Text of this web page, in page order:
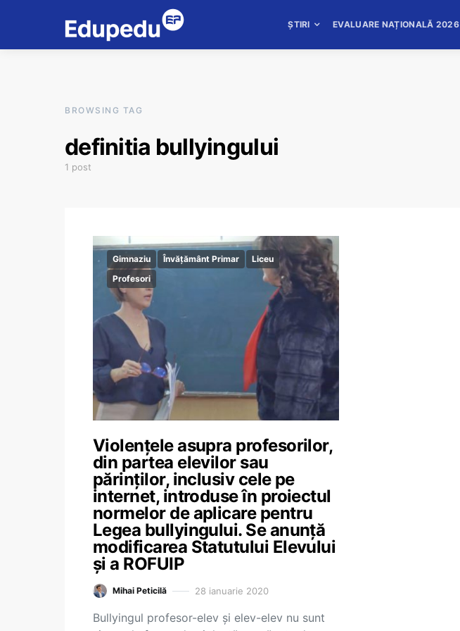
ȘTIRI EVALUARE NAȚIONALĂ 2026
BROWSING TAG
definitia bullyingului
1 post
Gimnaziu Învățământ Primar
Liceu
Profesori
Violențele asupra profesorilor,
din partea elevilor sau
părinților, inclusiv cele pe
internet, introduse în proiectul
normelor de aplicare pentru
Legea bullyingului. Se anunță
modificarea Statutului Elevului
și a ROFUIP
Mihai Peticilă 28 ianuarie 2020
Bullyingul profesor-elev și elev-elev nu sunt